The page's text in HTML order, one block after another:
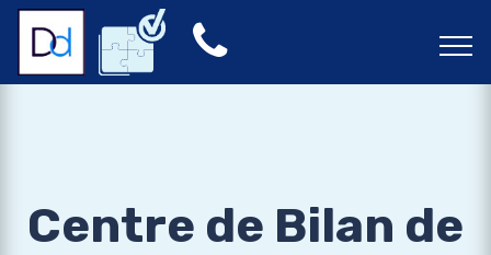
Centre de Bilan de